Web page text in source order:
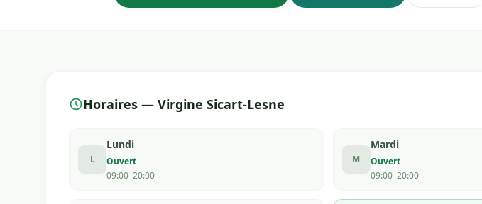
Horaires — Virgine Sicart-Lesne
L
Lundi
Ouvert
09:00–20:00
M
Mardi
Ouvert
09:00–20:00